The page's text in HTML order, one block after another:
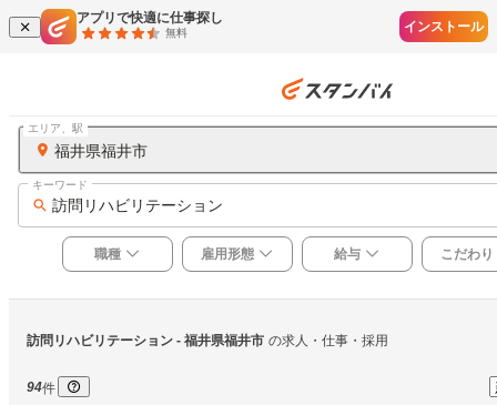
アプリで快適に仕事探し
無料 インストール
福井県福井市
エリア、駅
訪問リハビリテーション
キーワード
職種 雇用形態 給与 こだわり
訪問リハビリテーション - 福井県福井市 の求人・仕事・採用
94件